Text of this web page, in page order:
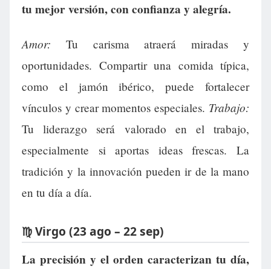
tu mejor versión, con confianza y alegría.
Amor: Tu carisma atraerá miradas y
oportunidades. Compartir una comida típica,
como el jamón ibérico, puede fortalecer
vínculos y crear momentos especiales. Trabajo:
Tu liderazgo será valorado en el trabajo,
especialmente si aportas ideas frescas. La
tradición y la innovación pueden ir de la mano
en tu día a día.
♍ Virgo (23 ago – 22 sep)
La precisión y el orden caracterizan tu día,